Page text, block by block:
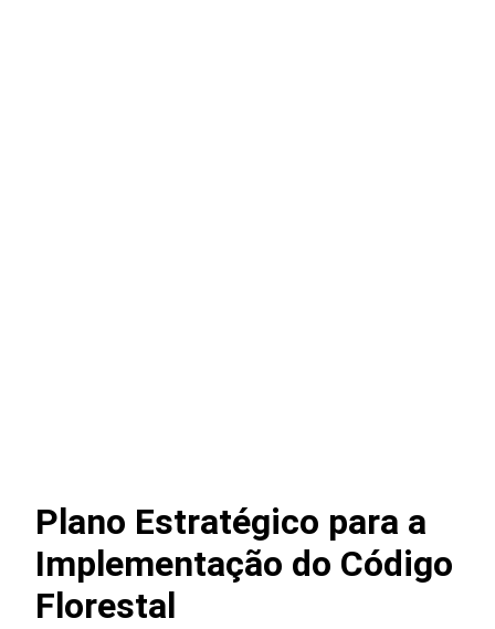
Plano Estratégico para a
Implementação do Código
Florestal